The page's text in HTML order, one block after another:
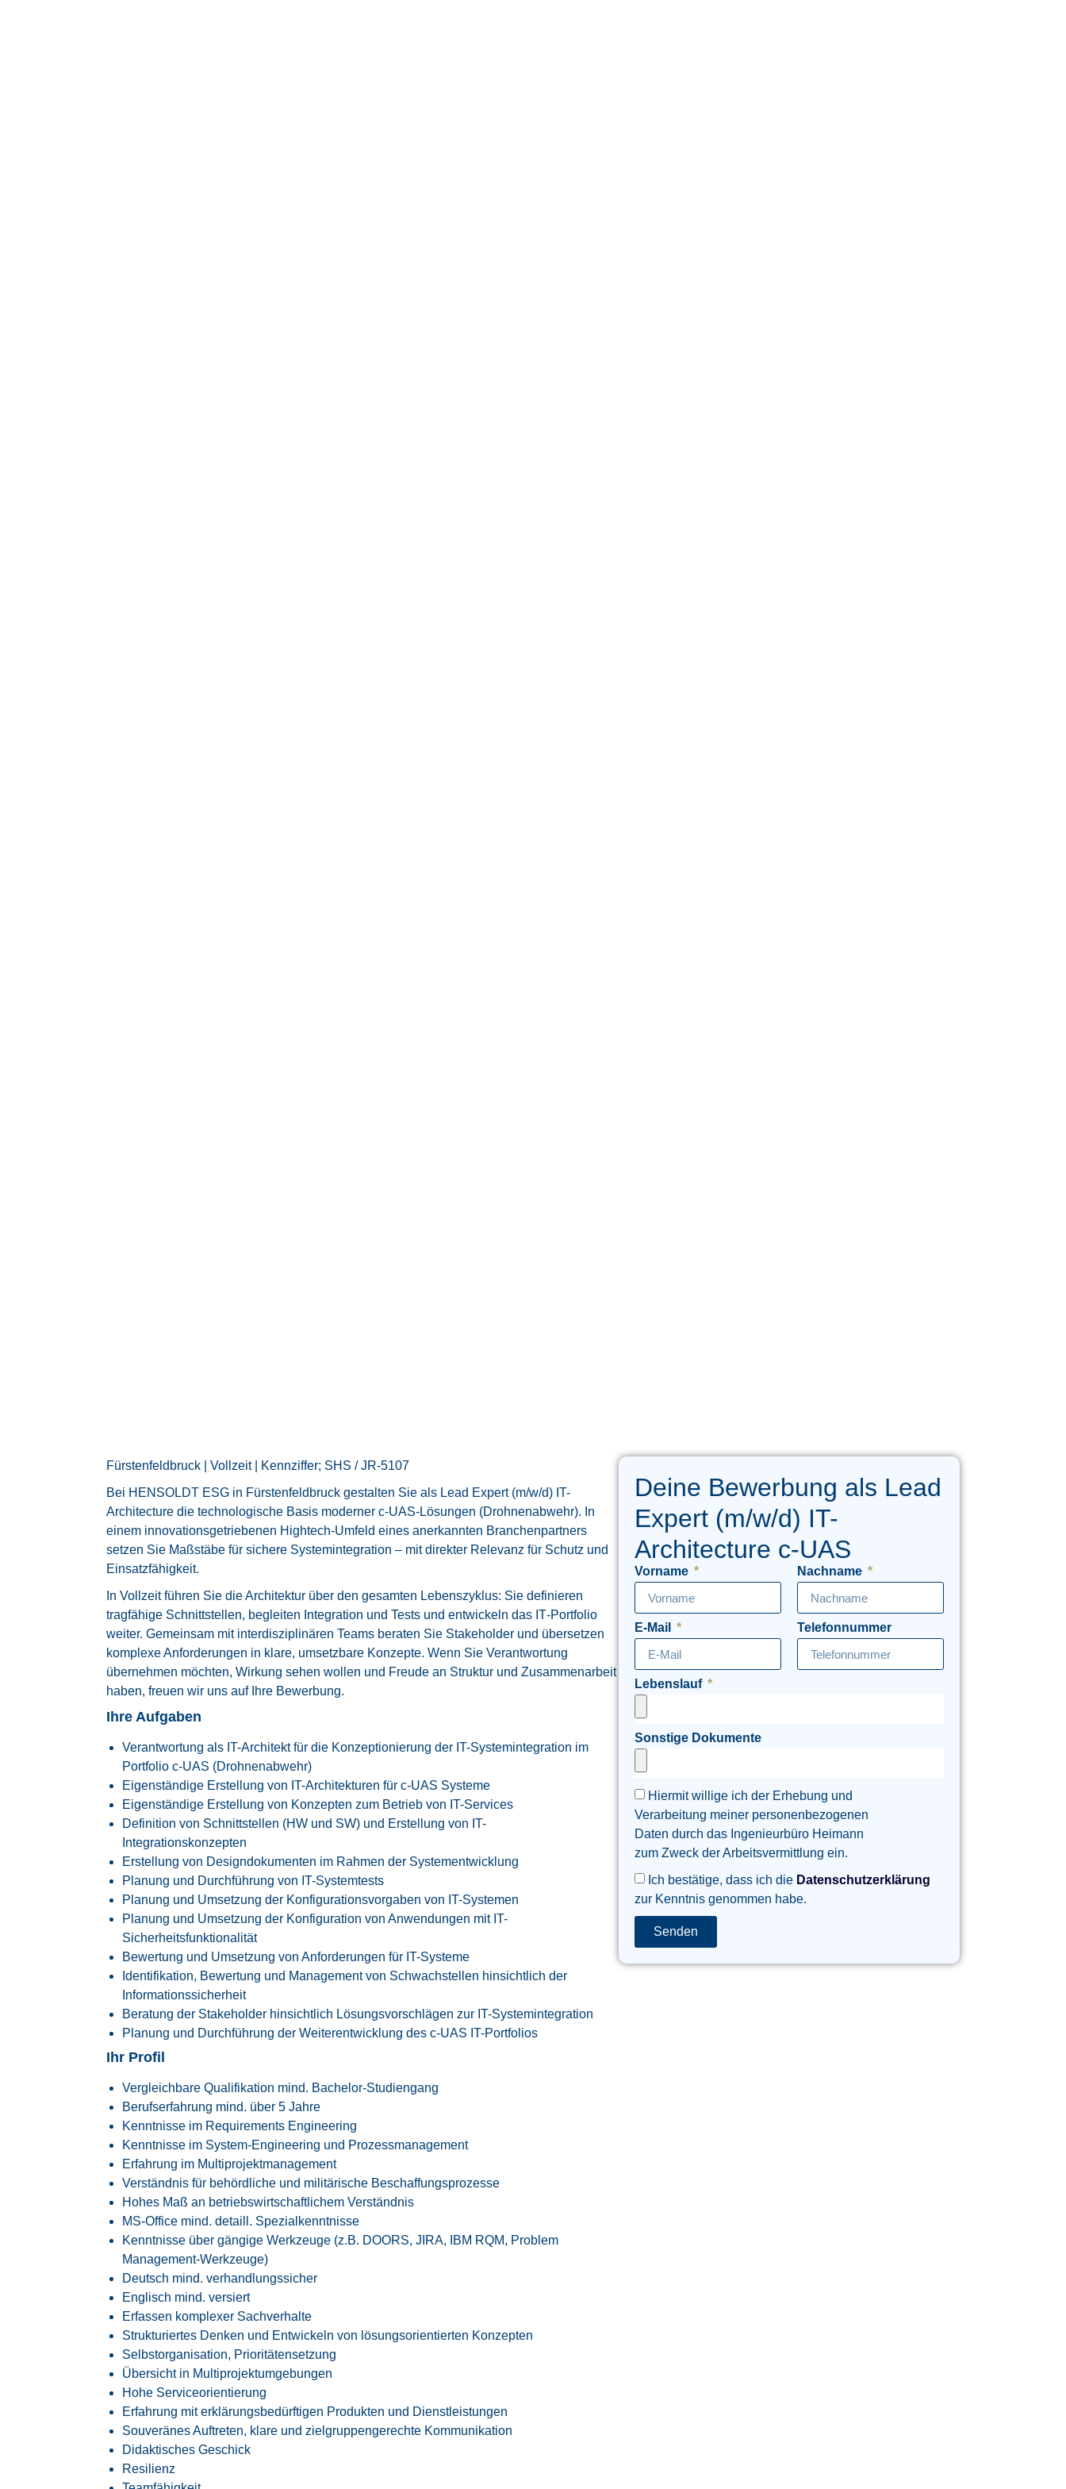
Fürstenfeldbruck | Vollzeit | Kennziffer; SHS / JR-5107
Bei HENSOLDT ESG in Fürstenfeldbruck gestalten Sie als Lead Expert (m/w/d) IT-
Architecture die technologische Basis moderner c-UAS‑Lösungen (Drohnenabwehr). In
einem innovationsgetriebenen Hightech-Umfeld eines anerkannten Branchenpartners
setzen Sie Maßstäbe für sichere Systemintegration – mit direkter Relevanz für Schutz und
Einsatzfähigkeit.
In Vollzeit führen Sie die Architektur über den gesamten Lebenszyklus: Sie definieren
tragfähige Schnittstellen, begleiten Integration und Tests und entwickeln das IT‑Portfolio
weiter. Gemeinsam mit interdisziplinären Teams beraten Sie Stakeholder und übersetzen
komplexe Anforderungen in klare, umsetzbare Konzepte. Wenn Sie Verantwortung
übernehmen möchten, Wirkung sehen wollen und Freude an Struktur und Zusammenarbeit
haben, freuen wir uns auf Ihre Bewerbung.
Ihre Aufgaben
Verantwortung als IT-Architekt für die Konzeptionierung der IT-Systemintegration im
Portfolio c-UAS (Drohnenabwehr)
Eigenständige Erstellung von IT-Architekturen für c-UAS Systeme
Eigenständige Erstellung von Konzepten zum Betrieb von IT-Services
Definition von Schnittstellen (HW und SW) und Erstellung von IT-
Integrationskonzepten
Erstellung von Designdokumenten im Rahmen der Systementwicklung
Planung und Durchführung von IT-Systemtests
Planung und Umsetzung der Konfigurationsvorgaben von IT-Systemen
Planung und Umsetzung der Konfiguration von Anwendungen mit IT-
Sicherheitsfunktionalität
Bewertung und Umsetzung von Anforderungen für IT-Systeme
Identifikation, Bewertung und Management von Schwachstellen hinsichtlich der
Informationssicherheit
Beratung der Stakeholder hinsichtlich Lösungsvorschlägen zur IT-Systemintegration
Planung und Durchführung der Weiterentwicklung des c-UAS IT-Portfolios
Ihr Profil
Vergleichbare Qualifikation mind. Bachelor-Studiengang
Berufserfahrung mind. über 5 Jahre
Kenntnisse im Requirements Engineering
Kenntnisse im System-Engineering und Prozessmanagement
Erfahrung im Multiprojektmanagement
Verständnis für behördliche und militärische Beschaffungsprozesse
Hohes Maß an betriebswirtschaftlichem Verständnis
MS-Office mind. detaill. Spezialkenntnisse
Kenntnisse über gängige Werkzeuge (z.B. DOORS, JIRA, IBM RQM, Problem
Management-Werkzeuge)
Deutsch mind. verhandlungssicher
Englisch mind. versiert
Erfassen komplexer Sachverhalte
Strukturiertes Denken und Entwickeln von lösungsorientierten Konzepten
Selbstorganisation, Prioritätensetzung
Übersicht in Multiprojektumgebungen
Hohe Serviceorientierung
Erfahrung mit erklärungsbedürftigen Produkten und Dienstleistungen
Souveränes Auftreten, klare und zielgruppengerechte Kommunikation
Didaktisches Geschick
Resilienz
Deine Bewerbung als Lead
Expert (m/w/d) IT-
Architecture c-UAS
Vorname Nachname
E-Mail Telefonnummer
Lebenslauf
Sonstige Dokumente
Hiermit willige ich der Erhebung und
Verarbeitung meiner personenbezogenen
Daten durch das Ingenieurbüro Heimann
zum Zweck der Arbeitsvermittlung ein.
Ich bestätige, dass ich die Datenschutzerklärung
zur Kenntnis genommen habe.
Senden